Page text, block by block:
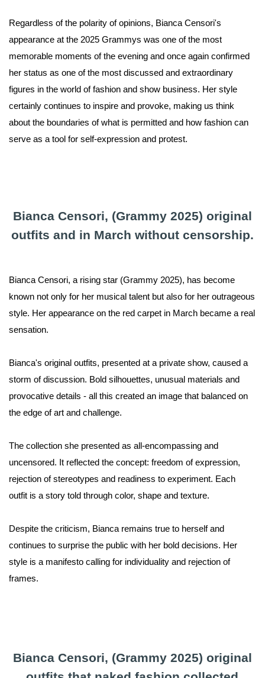
Regardless of the polarity of opinions, Bianca Censori's
appearance at the 2025 Grammys was one of the most
memorable moments of the evening and once again confirmed
her status as one of the most discussed and extraordinary
figures in the world of fashion and show business. Her style
certainly continues to inspire and provoke, making us think
about the boundaries of what is permitted and how fashion can
serve as a tool for self-expression and protest.
Bianca Censori, (Grammy 2025) original
outfits and in March without censorship.
Bianca Censori, a rising star (Grammy 2025), has become
known not only for her musical talent but also for her outrageous
style. Her appearance on the red carpet in March became a real
sensation.
Bianca's original outfits, presented at a private show, caused a
storm of discussion. Bold silhouettes, unusual materials and
provocative details - all this created an image that balanced on
the edge of art and challenge.
The collection she presented as all-encompassing and
uncensored. It reflected the concept: freedom of expression,
rejection of stereotypes and readiness to experiment. Each
outfit is a story told through color, shape and texture.
Despite the criticism, Bianca remains true to herself and
continues to surprise the public with her bold decisions. Her
style is a manifesto calling for individuality and rejection of
frames.
Bianca Censori, (Grammy 2025) original